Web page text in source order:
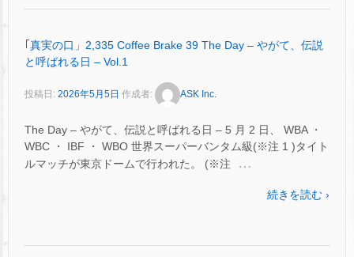
｢真実の口」2,335 Coffee Brake 39 The Day – やがて、伝説
と呼ばれる日 – Vol.1
投稿日: 2026年5月5日 作成者: ASK Inc.
The Day – やがて、伝説と呼ばれる日 – 5 月 2 日、 WBA ・
WBC ・ IBF ・ WBO 世界スーパーバンタム級(※注 1 )タイト
ルマッチが東京ドームで行われた。 (※注
…
続きを読む ›